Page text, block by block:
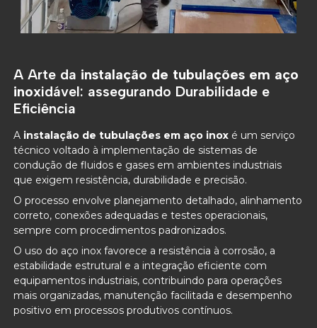
A Arte da instalação de tubulações em aço
inoxidável: assegurando Durabilidade e
Eficiência
A instalação de tubulações em aço inox é um serviço
técnico voltado à implementação de sistemas de
condução de fluidos e gases em ambientes industriais
que exigem resistência, durabilidade e precisão.
O processo envolve planejamento detalhado, alinhamento
correto, conexões adequadas e testes operacionais,
sempre com procedimentos padronizados.
O uso do aço inox favorece a resistência à corrosão, a
estabilidade estrutural e a integração eficiente com
equipamentos industriais, contribuindo para operações
mais organizadas, manutenção facilitada e desempenho
positivo em processos produtivos contínuos.